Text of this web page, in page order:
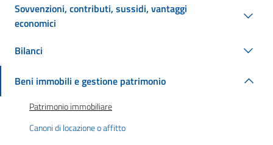
Sovvenzioni, contributi, sussidi, vantaggi
economici
Bilanci
Beni immobili e gestione patrimonio
Patrimonio immobiliare
Canoni di locazione o affitto